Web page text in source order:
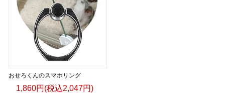
おせろくんのスマホリング
1,860円(税込2,047円)